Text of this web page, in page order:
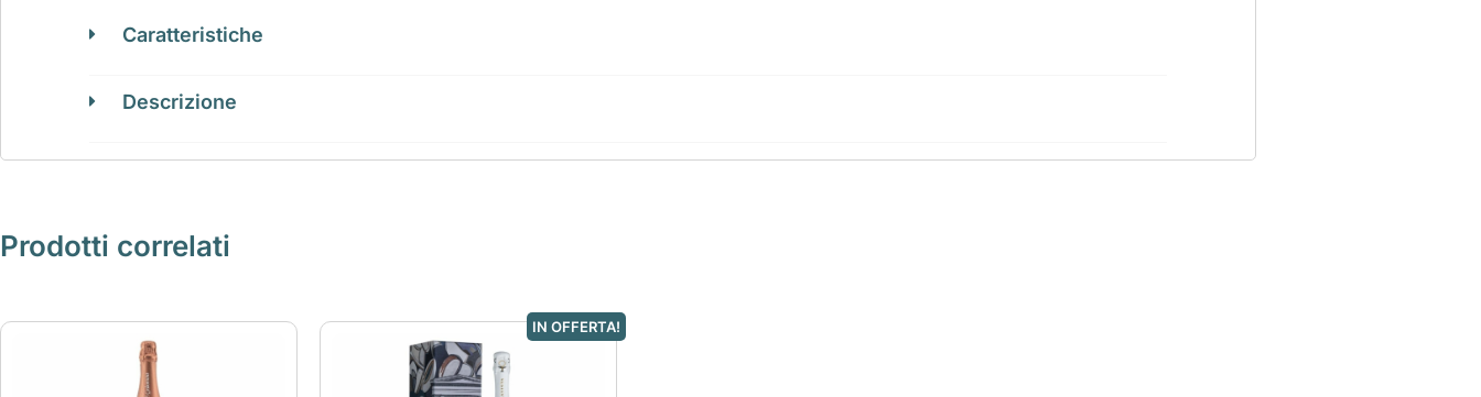
Caratteristiche
Descrizione
Prodotti correlati
IN OFFERTA!